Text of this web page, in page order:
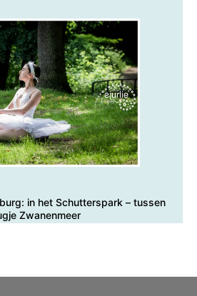
in het Schutterspark – tussen
Zwanenmeer